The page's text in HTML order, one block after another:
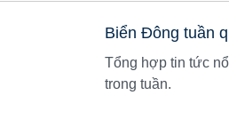
Biển Đông tuần
Tổng hợp tin tức
trong tuần.